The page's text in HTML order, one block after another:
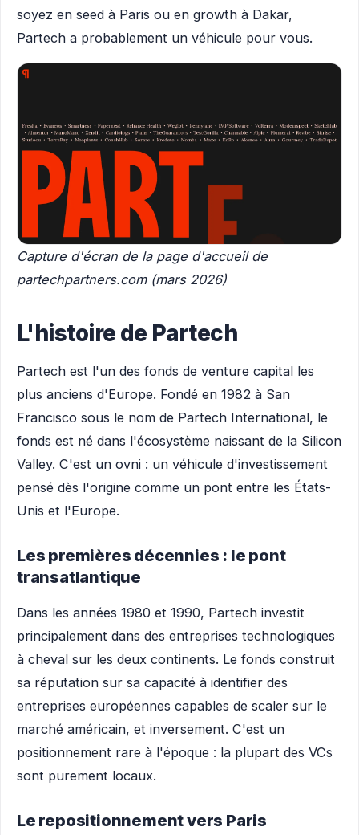
soyez en seed à Paris ou en growth à Dakar,
Partech a probablement un véhicule pour vous.
Capture d'écran de la page d'accueil de
partechpartners.com (mars 2026)
L'histoire de Partech
Partech est l'un des fonds de venture capital les
plus anciens d'Europe. Fondé en 1982 à San
Francisco sous le nom de Partech International, le
fonds est né dans l'écosystème naissant de la Silicon
Valley. C'est un ovni : un véhicule d'investissement
pensé dès l'origine comme un pont entre les États-
Unis et l'Europe.
Les premières décennies : le pont
transatlantique
Dans les années 1980 et 1990, Partech investit
principalement dans des entreprises technologiques
à cheval sur les deux continents. Le fonds construit
sa réputation sur sa capacité à identifier des
entreprises européennes capables de scaler sur le
marché américain, et inversement. C'est un
positionnement rare à l'époque : la plupart des VCs
sont purement locaux.
Le repositionnement vers Paris